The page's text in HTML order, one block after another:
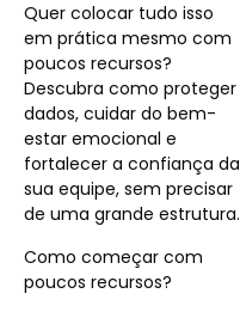
Quer colocar tudo isso
em prática mesmo com
poucos recursos?
Descubra como proteger
dados, cuidar do bem-
estar emocional e
fortalecer a confiança da
sua equipe, sem precisar
de uma grande estrutura.
Como começar com
poucos recursos?